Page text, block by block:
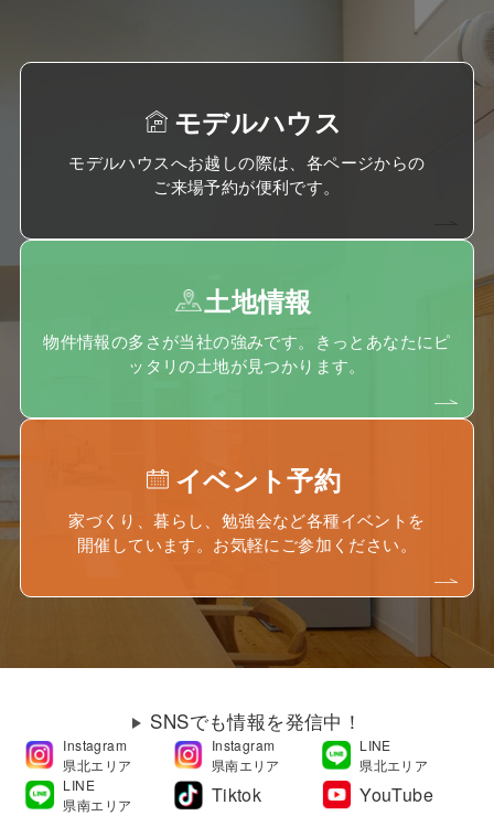
モデルハウス
モデルハウスへお越しの際は、各ページからの
ご来場予約が便利です。
土地情報
物件情報の多さが当社の強みです。きっとあなたにピ
ッタリの土地が見つかります。
イベント予約
家づくり、暮らし、勉強会など各種イベントを
開催しています。お気軽にご参加ください。
SNSでも情報を発信中！
Instagram
県北エリア
Instagram
県南エリア
LINE
県北エリア
LINE
県南エリア
Tiktok YouTube